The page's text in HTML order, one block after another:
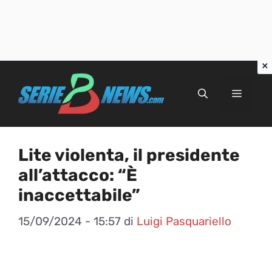
Menu
Lite violenta, il presidente
all’attacco: “È
inaccettabile”
15/09/2024 - 15:57 di Luigi Pasquariello